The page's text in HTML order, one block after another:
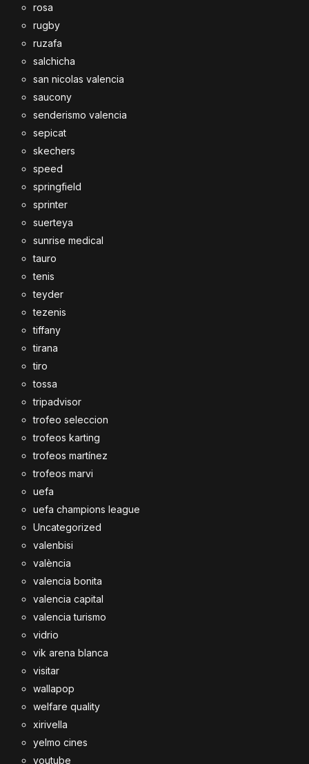
rosa
rugby
ruzafa
salchicha
san nicolas valencia
saucony
senderismo valencia
sepicat
skechers
speed
springfield
sprinter
suerteya
sunrise medical
tauro
tenis
teyder
tezenis
tiffany
tirana
tiro
tossa
tripadvisor
trofeo seleccion
trofeos karting
trofeos martínez
trofeos marvi
uefa
uefa champions league
Uncategorized
valenbisi
valència
valencia bonita
valencia capital
valencia turismo
vidrio
vik arena blanca
visitar
wallapop
welfare quality
xirivella
yelmo cines
youtube